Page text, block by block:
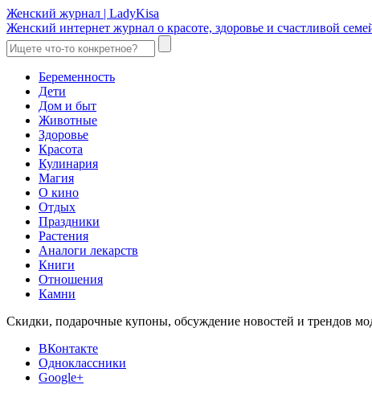
Женский журнал | LadyKisa
Женский интернет журнал о красоте, здоровье и счастливой
Беременность
Дети
Дом и быт
Животные
Здоровье
Красота
Кулинария
Магия
О кино
Отдых
Праздники
Растения
Аналоги лекарств
Книги
Отношения
Камни
Скидки, подарочные купоны, обсуждение новостей и трендов
ВКонтакте
Одноклассники
Google+